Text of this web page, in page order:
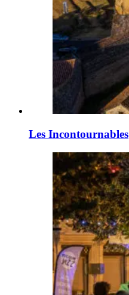
Les Incontournables